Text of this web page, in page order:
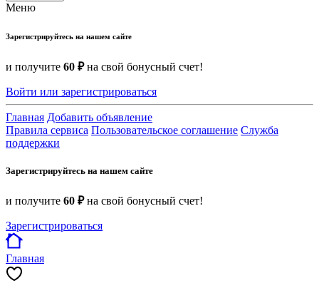
Меню
Зарегистрируйтесь на нашем сайте
и получите 60 ₽на свой бонусный счет!
Войти или зарегистрироваться
Главная Добавить объявление
Правила сервиса Пользовательское соглашение Служба
поддержки
Зарегистрируйтесь на нашем сайте
и получите 60 ₽на свой бонусный счет!
Зарегистрироваться
Главная